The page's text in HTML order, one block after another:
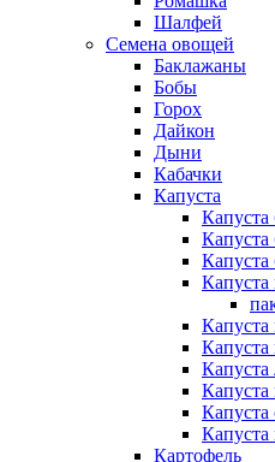
Шалфей
Семена овощей
Баклажаны
Бобы
Горох
Дайкон
Дыни
Кабачки
Капуста
Капуста
Капуста
Капуста
Капуста
Капуста
Капуста
Капуста
Капуста
Капуста
Капуста
Картофель